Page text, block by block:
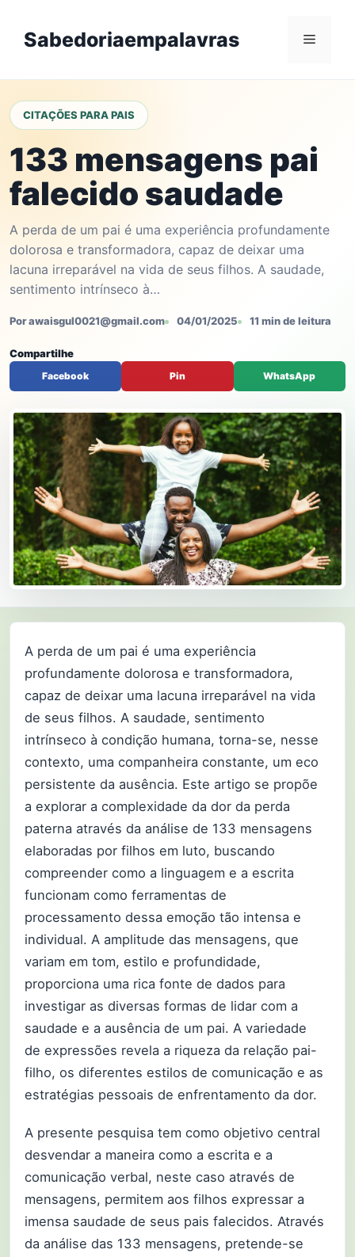
contentSabedoriaempalavras Menu
CITAÇÕES PARA PAIS
133 mensagens pai
falecido saudade
A perda de um pai é uma experiência profundamente
dolorosa e transformadora, capaz de deixar uma
lacuna irreparável na vida de seus filhos. A saudade,
sentimento intrínseco à…
Por awaisgul0021@gmail.com 04/01/2025 11 min de leitura
Compartilhe
Facebook Pin WhatsApp
A perda de um pai é uma experiência
profundamente dolorosa e transformadora,
capaz de deixar uma lacuna irreparável na vida
de seus filhos. A saudade, sentimento
intrínseco à condição humana, torna-se, nesse
contexto, uma companheira constante, um eco
persistente da ausência. Este artigo se propõe
a explorar a complexidade da dor da perda
paterna através da análise de 133 mensagens
elaboradas por filhos em luto, buscando
compreender como a linguagem e a escrita
funcionam como ferramentas de
processamento dessa emoção tão intensa e
individual. A amplitude das mensagens, que
variam em tom, estilo e profundidade,
proporciona uma rica fonte de dados para
investigar as diversas formas de lidar com a
saudade e a ausência de um pai. A variedade
de expressões revela a riqueza da relação pai-
filho, os diferentes estilos de comunicação e as
estratégias pessoais de enfrentamento da dor.
A presente pesquisa tem como objetivo central
desvendar a maneira como a escrita e a
comunicação verbal, neste caso através de
mensagens, permitem aos filhos expressar a
imensa saudade de seus pais falecidos. Através
da análise das 133 mensagens, pretende-se